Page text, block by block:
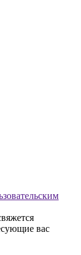
вас